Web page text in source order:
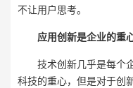
不让用户思考。
应用创新是企业的重
技术创新几乎是每个
科技的重心，但是对于创